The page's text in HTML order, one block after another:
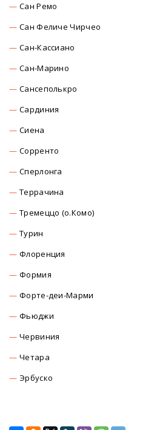
Сан Ремо
Сан Феличе Чирчео
Сан-Кассиано
Сан-Марино
Сансеполькро
Сардиния
Сиена
Сорренто
Сперлонга
Террачина
Тремеццо (о.Комо)
Турин
Флоренция
Формия
Форте-деи-Марми
Фьюджи
Червиния
Четара
Эрбуско